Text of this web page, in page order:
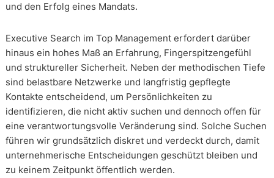
und den Erfolg eines Mandats.
Executive Search im Top Management erfordert darüber
hinaus ein hohes Maß an Erfahrung, Fingerspitzengefühl
und struktureller Sicherheit. Neben der methodischen Tiefe
sind belastbare Netzwerke und langfristig gepflegte
Kontakte entscheidend, um Persönlichkeiten zu
identifizieren, die nicht aktiv suchen und dennoch offen für
eine verantwortungsvolle Veränderung sind. Solche Suchen
führen wir grundsätzlich diskret und verdeckt durch, damit
unternehmerische Entscheidungen geschützt bleiben und
zu keinem Zeitpunkt öffentlich werden.